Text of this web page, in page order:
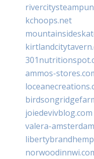
kchoops.net
ammos-
joiedevivblog.com
valera-